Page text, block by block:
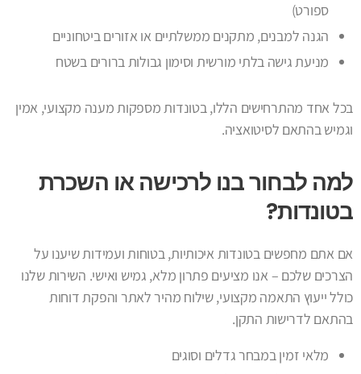
ספורט)
הגנה למבנים, מתקנים ממשלתיים או אזורים ביטחוניים
מניעת גישה בלתי מורשית וסימון גבולות ברורים בשטח
בכל אחד מהתרחישים הללו, בטונדות מספקות מענה מקצועי, אמין
וגמיש בהתאם לסיטואציה.
למה לבחור בנו לרכישה או השכרת
בטונדות?
אם אתם מחפשים בטונדות איכותיות, בטוחות ועמידות שיענו על
הצרכים שלכם – אנו מציעים פתרון מלא, גמיש ואישי. השירות שלנו
כולל ייעוץ התאמה מקצועי, שילוח מהיר לאתר והפקת דוחות
בהתאם לדרישות התקן.
מלאי זמין במבחר גדלים וסוגים